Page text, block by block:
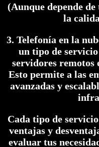
(Aunque depende
la
3. Telefonía en la
un tipo de servicio
servidores remotos
Esto permite a las
avanzadas y
Cada tipo de
ventajas y
evaluar tus